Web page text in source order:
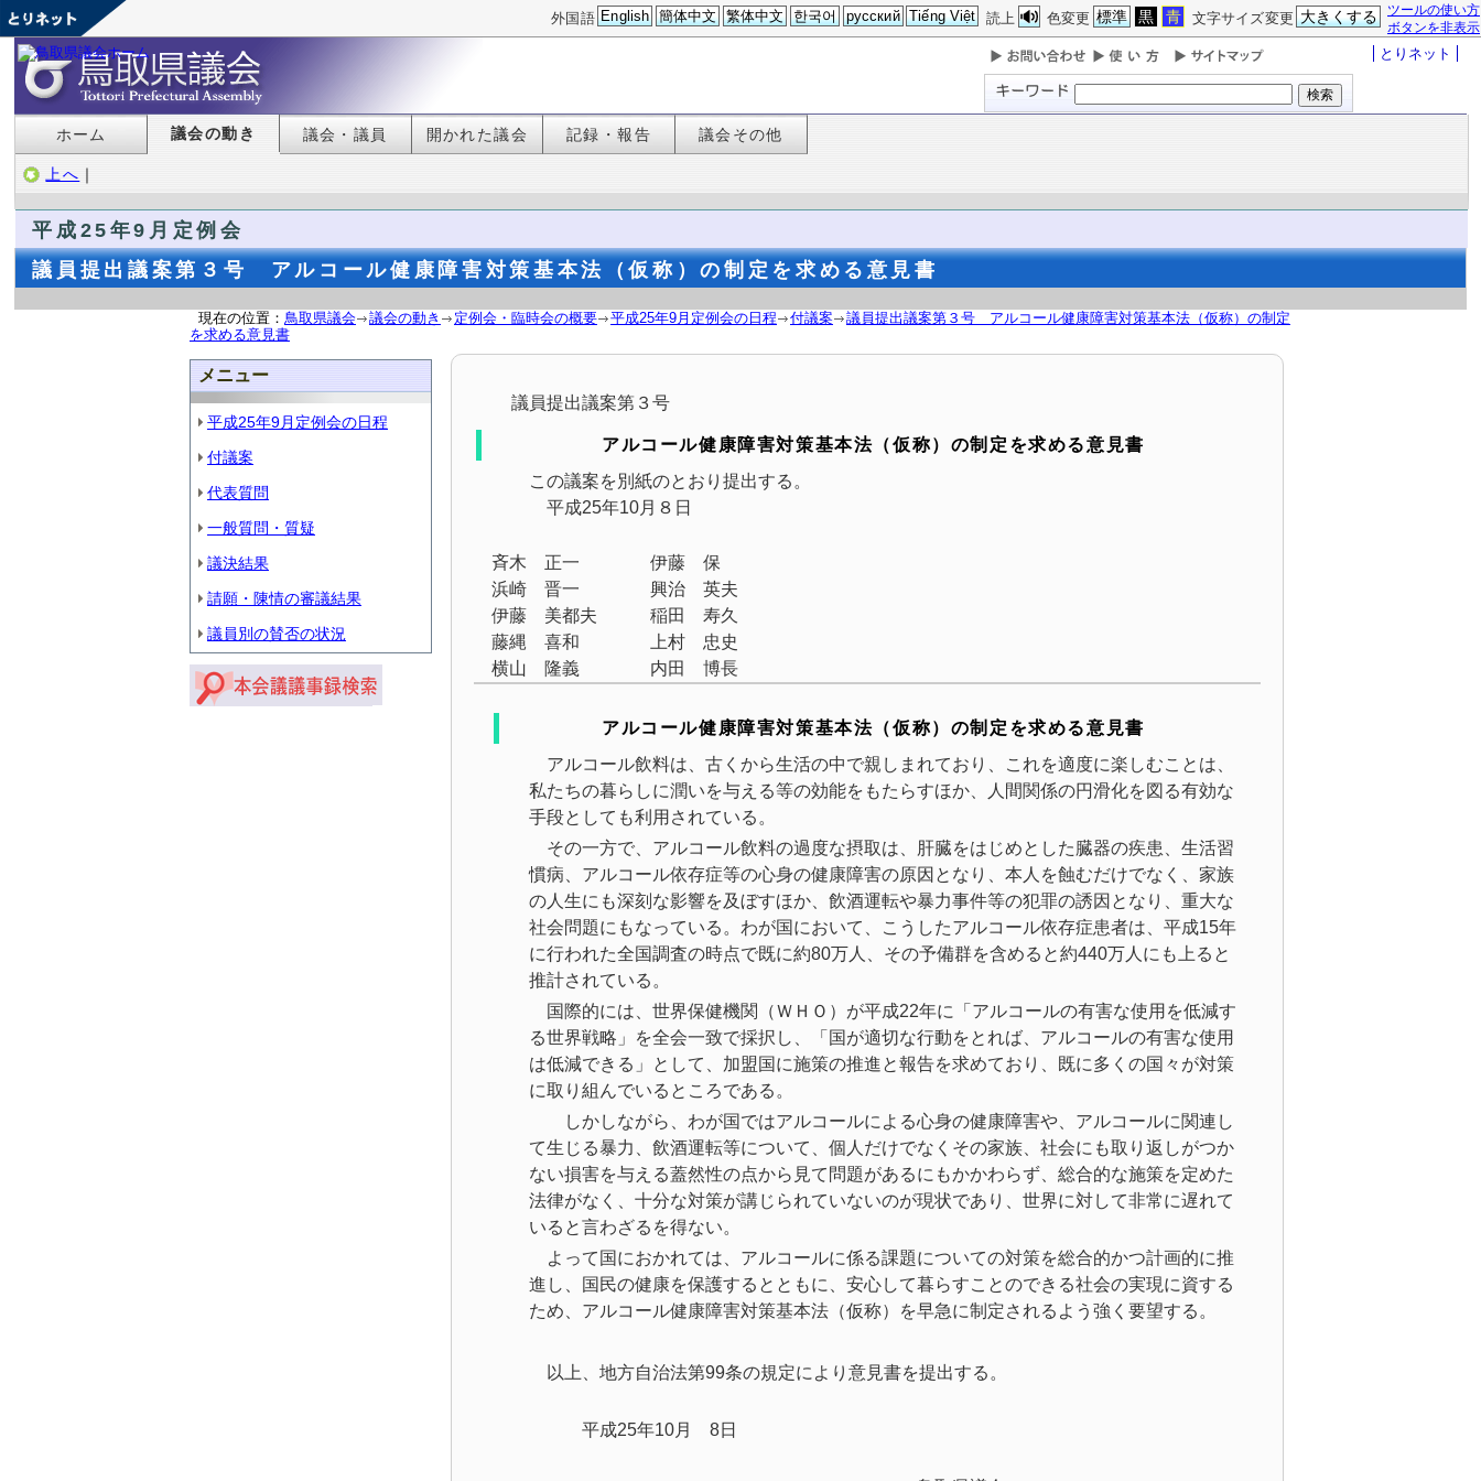
ツールの使い方
ボタンを非表示
文字サイズ変更 大きくする
色変更 標準 黒 青
読上
外国語 English 簡体中文 繁体中文 한국어 русский Tiếng Việt
とりネット
ホーム 議会の動き 議会・議員 開かれた議会 記録・報告 議会その他
上へ ｜
平成25年9月定例会
議員提出議案第３号 アルコール健康障害対策基本法（仮称）の制定を求める意見書
現在の位置： 鳥取県議会 議会の動き 定例会・臨時会の概要 平成25年9月定例会の日程 付議案
議員提出議案第３号 アルコール健康障害対策基本法（仮称）の制定
を求める意見書
メニュー
平成25年9月定例会の日程
付議案
代表質問
一般質問・質疑
議決結果
請願・陳情の審議結果
議員別の賛否の状況
議員提出議案第３号
アルコール健康障害対策基本法（仮称）の制定を求める意見書
この議案を別紙のとおり提出する。
平成25年10月８日
斉木 正一
伊藤 保
浜崎 晋一
興治 英夫
伊藤 美都夫
稲田 寿久
藤縄 喜和
上村 忠史
横山 隆義
内田 博長
アルコール健康障害対策基本法（仮称）の制定を求める意見書
アルコール飲料は、古くから生活の中で親しまれており、これを適度に楽しむことは、
私たちの暮らしに潤いを与える等の効能をもたらすほか、人間関係の円滑化を図る有効な
手段としても利用されている。
その一方で、アルコール飲料の過度な摂取は、肝臓をはじめとした臓器の疾患、生活習
慣病、アルコール依存症等の心身の健康障害の原因となり、本人を蝕むだけでなく、家族
の人生にも深刻な影響を及ぼすほか、飲酒運転や暴力事件等の犯罪の誘因となり、重大な
社会問題にもなっている。わが国において、こうしたアルコール依存症患者は、平成15年
に行われた全国調査の時点で既に約80万人、その予備群を含めると約440万人にも上ると
推計されている。
国際的には、世界保健機関（ＷＨＯ）が平成22年に「アルコールの有害な使用を低減す
る世界戦略」を全会一致で採択し、「国が適切な行動をとれば、アルコールの有害な使用
は低減できる」として、加盟国に施策の推進と報告を求めており、既に多くの国々が対策
に取り組んでいるところである。
しかしながら、わが国ではアルコールによる心身の健康障害や、アルコールに関連し
て生じる暴力、飲酒運転等について、個人だけでなくその家族、社会にも取り返しがつか
ない損害を与える蓋然性の点から見て問題があるにもかかわらず、総合的な施策を定めた
法律がなく、十分な対策が講じられていないのが現状であり、世界に対して非常に遅れて
いると言わざるを得ない。
よって国におかれては、アルコールに係る課題についての対策を総合的かつ計画的に推
進し、国民の健康を保護するとともに、安心して暮らすことのできる社会の実現に資する
ため、アルコール健康障害対策基本法（仮称）を早急に制定されるよう強く要望する。
以上、地方自治法第99条の規定により意見書を提出する。
平成25年10月 8日